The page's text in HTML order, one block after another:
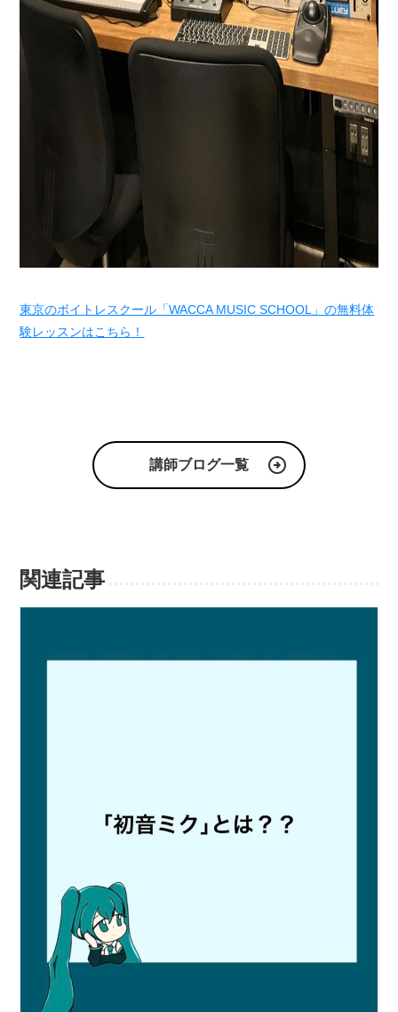
東京のボイトレスクール「WACCA MUSIC SCHOOL」の無料体
験レッスンはこちら！
講師ブログ一覧
関連記事